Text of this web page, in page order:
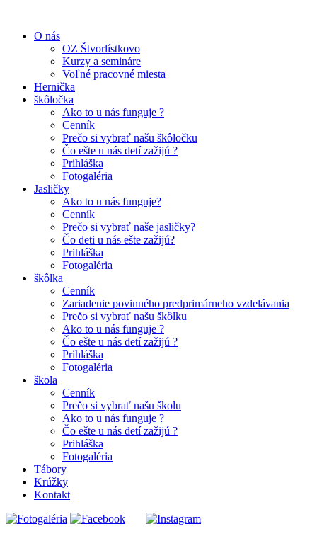
O nás
OZ Štvorlístkovo
Kurzy a semináre
Voľné pracovné miesta
Hernička
škôločka
Ako to u nás funguje ?
Cenník
Prečo si vybrať našu škôločku
Čo ešte u nás detí zažijú ?
Prihláška
Fotogaléria
Jasličky
Ako to u nás funguje?
Cenník
Prečo si vybrať naše jasličky?
Čo deti u nás ešte zažijú?
Prihláška
Fotogaléria
škôlka
Cenník
Zariadenie povinného predprimárneho vzdelávania
Prečo si vybrať našu škôlku
Ako to u nás funguje ?
Čo ešte u nás detí zažijú ?
Prihláška
Fotogaléria
škola
Cenník
Prečo si vybrať našu školu
Ako to u nás funguje ?
Čo ešte u nás detí zažijú ?
Prihláška
Fotogaléria
Tábory
Krúžky
Kontakt